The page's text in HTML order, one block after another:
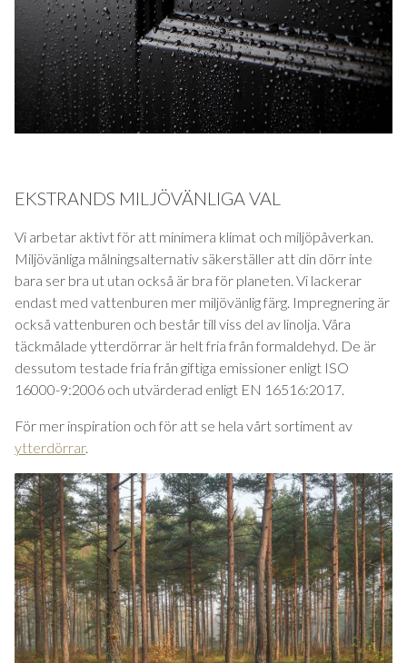
EKSTRANDS MILJÖVÄNLIGA VAL
Vi arbetar aktivt för att minimera klimat och miljöpåverkan.
Miljövänliga målningsalternativ säkerställer att din dörr inte
bara ser bra ut utan också är bra för planeten. Vi lackerar
endast med vattenburen mer miljövänlig färg. Impregnering är
också vattenburen och består till viss del av linolja. Våra
täckmålade ytterdörrar är helt fria från formaldehyd. De är
dessutom testade fria från giftiga emissioner enligt ISO
16000-9:2006 och utvärderad enligt EN 16516:2017.
För mer inspiration och för att se hela vårt sortiment av
ytterdörrar.